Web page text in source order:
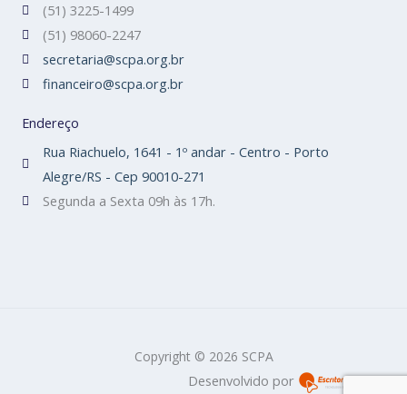
(51) 3225-1499
(51) 98060-2247
secretaria@scpa.org.br
financeiro@scpa.org.br
Endereço
Rua Riachuelo, 1641 - 1º andar - Centro - Porto
Alegre/RS - Cep 90010-271
Segunda a Sexta 09h às 17h.
Copyright © 2026 SCPA
Desenvolvido por